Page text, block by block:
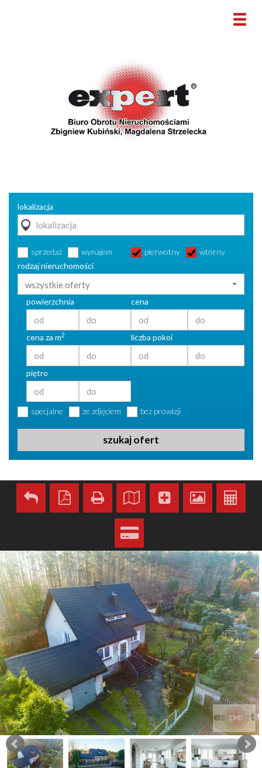
lokalizacja
sprzedaż wynajem pierwotny
wtórny
rodzaj nieruchomości
wszystkie oferty
powierzchnia cena
cena za m2 liczba pokoi
piętro
specjalne ze zdjęciem bez prowizji
szukaj ofert